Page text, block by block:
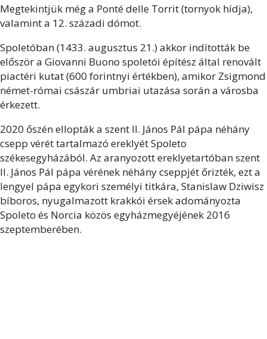
Megtekintjük még a Ponté delle Torrit (tornyok hídja),
valamint a 12. századi dómot.
Spoletóban (1433. augusztus 21.) akkor indították be
először a Giovanni Buono spoletói építész által renovált
piactéri kutat (600 forintnyi értékben), amikor Zsigmond
német-római császár umbriai utazása során a városba
érkezett.
2020 őszén ellopták a szent II. János Pál pápa néhány
csepp vérét tartalmazó ereklyét Spoleto
székesegyházából. Az aranyozott ereklyetartóban szent
II. János Pál pápa vérének néhány cseppjét őrizték, ezt a
lengyel pápa egykori személyi titkára, Stanislaw Dziwisz
bíboros, nyugalmazott krakkói érsek adományozta
Spoleto és Norcia közös egyházmegyéjének 2016
szeptemberében.